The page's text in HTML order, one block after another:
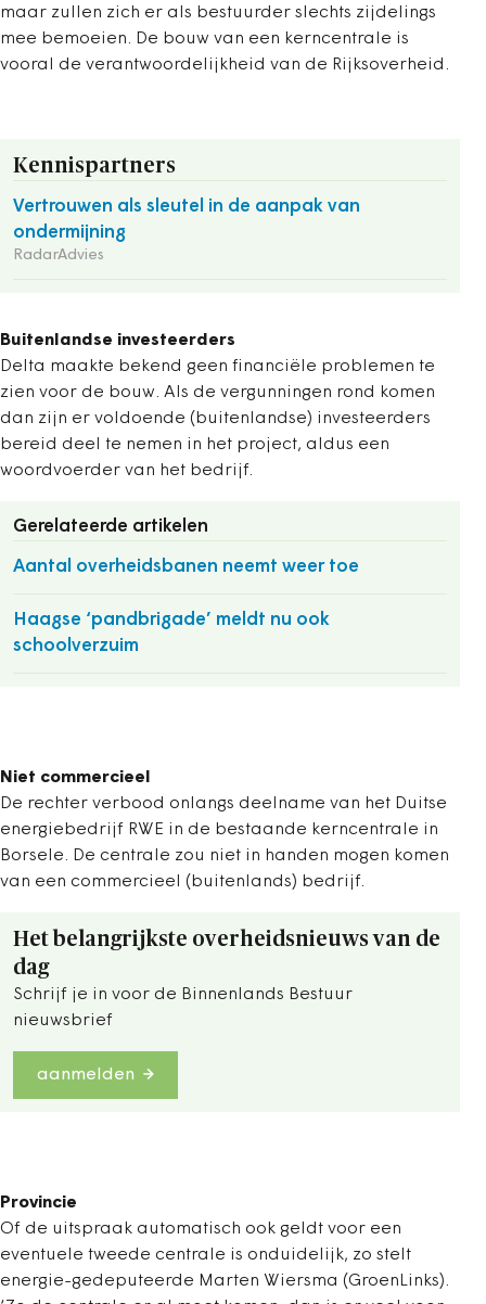
maar zullen zich er als bestuurder slechts zijdelings
mee bemoeien. De bouw van een kerncentrale is
vooral de verantwoordelijkheid van de Rijksoverheid.
Kennispartners
Vertrouwen als sleutel in de aanpak van
ondermijning
RadarAdvies
Buitenlandse investeerders
Delta maakte bekend geen financiële problemen te
zien voor de bouw. Als de vergunningen rond komen
dan zijn er voldoende (buitenlandse) investeerders
bereid deel te nemen in het project, aldus een
woordvoerder van het bedrijf.
Gerelateerde artikelen
Aantal overheidsbanen neemt weer toe
Haagse ‘pandbrigade’ meldt nu ook
schoolverzuim
Niet commercieel
De rechter verbood onlangs deelname van het Duitse
energiebedrijf RWE in de bestaande kerncentrale in
Borsele. De centrale zou niet in handen mogen komen
van een commercieel (buitenlands) bedrijf.
Het belangrijkste overheidsnieuws van de
dag
Schrijf je in voor de Binnenlands Bestuur
nieuwsbrief
aanmelden
Provincie
Of de uitspraak automatisch ook geldt voor een
eventuele tweede centrale is onduidelijk, zo stelt
energie-gedeputeerde Marten Wiersma (GroenLinks).